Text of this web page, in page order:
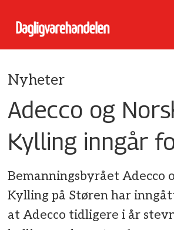
Nyheter
Adecco og
Kylling inngår
Bemanningsbyrået Adecco
Kylling på Støren har
at Adecco tidligere i år